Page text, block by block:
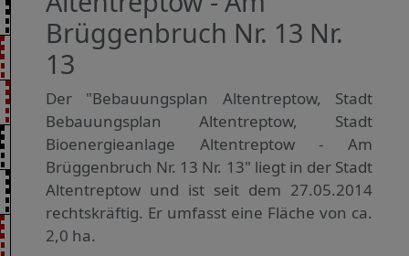
Brüggenbruch Nr. 13 Nr.
13
Der "Bebauungsplan Altentreptow, Stadt
Bebauungsplan Altentreptow, Stadt
Bioenergieanlage Altentreptow - Am
Brüggenbruch Nr. 13 Nr. 13" liegt in der Stadt
Altentreptow und ist seit dem 27.05.2014
rechtskräftig. Er umfasst eine Fläche von ca.
2,0 ha.